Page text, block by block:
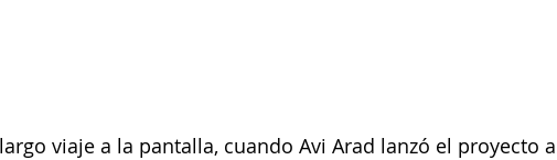
viaje a la pantalla, cuando Avi Arad lanzó el proyecto a